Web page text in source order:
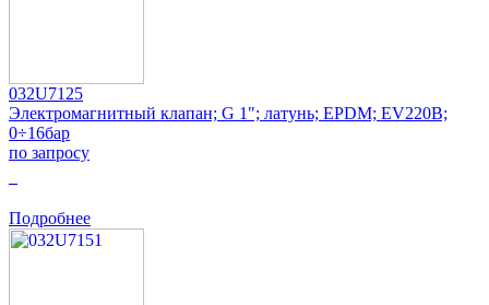
032U7125
Электромагнитный клапан; G 1"; латунь; EPDM; EV220B;
0÷16бар
по запросу
Подробнее